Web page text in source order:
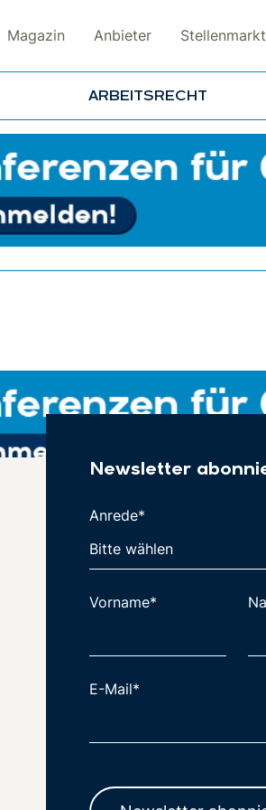
Magazin Anbieter Stellenmarkt
ARBEITSRECHT
Suchen
Newsletter
Anrede*
Vorname*
E-Mail*